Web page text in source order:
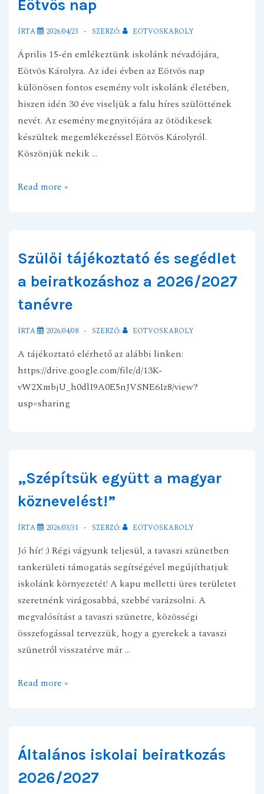
Eötvös nap
ÍRTA 2026/04/23 SZERZŐ: EOTVOSKAROLY
Április 15-én emlékeztünk iskolánk névadójára,
Eötvös Károlyra. Az idei évben az Eötvös nap
különösen fontos esemény volt iskolánk életében,
hiszen idén 30 éve viseljük a falu híres szülöttének
nevét. Az esemény megnyitójára az ötödikesek
készültek megemlékezéssel Eötvös Károlyról.
Köszönjük nekik …
Eötvös
Read more »
Szülői tájékoztató és segédlet
a beiratkozáshoz a 2026/2027
tanévre
ÍRTA 2026/04/08 SZERZŐ: EOTVOSKAROLY
A tájékoztató elérhető az alábbi linken:
https://drive.google.com/file/d/13K-
vW2XmbjU_h0dlI9A0E5nJVSNE6Iz8/view?
usp=sharing
„Szépítsük együtt a magyar
köznevelést!”
ÍRTA 2026/03/31 SZERZŐ: EOTVOSKAROLY
Jó hír! :) Régi vágyunk teljesül, a tavaszi szünetben
tankerületi támogatás segítségével megújíthatjuk
iskolánk környezetét! A kapu melletti üres területet
szeretnénk virágosabbá, szebbé varázsolni. A
megvalósítást a tavaszi szünetre, közösségi
összefogással tervezzük, hogy a gyerekek a tavaszi
szünetről visszatérve már …
„Szépítsük
köznevelést!”
Read more »
Általános iskolai beiratkozás
2026/2027